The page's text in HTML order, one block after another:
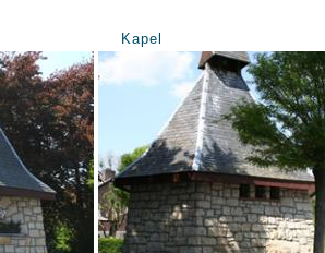
Kapel